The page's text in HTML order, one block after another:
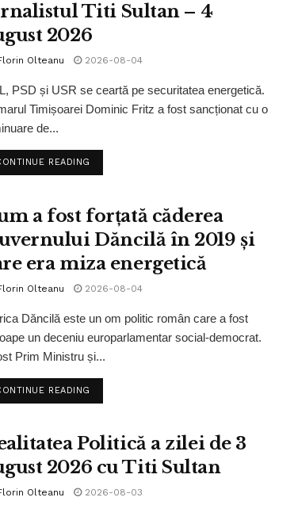
Titi Sultan – 4
2026
Olteanu 2026-08-04
PSD și USR se ceartă pe securitatea energetică.
Timișoarei Dominic Fritz a fost sancționat cu o
de...
READING
a fost forțată căderea
Dăncilă în 2019 și
era miza energetică
Olteanu 2026-08-04
Dăncilă este un om politic român care a fost
un deceniu europarlamentar social-democrat.
Prim Ministru și...
READING
Politică a zilei de 3
2026 cu Titi Sultan
Olteanu 2026-08-03